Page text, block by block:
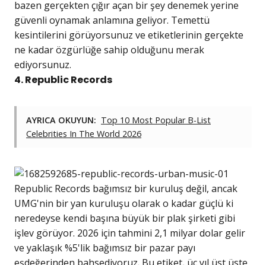
bazen gerçekten çığır açan bir şey denemek yerine
güvenli oynamak anlamına geliyor. Temettü
kesintilerini görüyorsunuz ve etiketlerinin gerçekte
ne kadar özgürlüğe sahip olduğunu merak
ediyorsunuz.
4. Republic Records
AYRICA OKUYUN: Top 10 Most Popular B-List
Celebrities In The World 2026
Republic Records bağımsız bir kuruluş değil, ancak
UMG'nin bir yan kuruluşu olarak o kadar güçlü ki
neredeyse kendi başına büyük bir plak şirketi gibi
işlev görüyor. 2026 için tahmini 2,1 milyar dolar gelir
ve yaklaşık %5'lik bağımsız bir pazar payı